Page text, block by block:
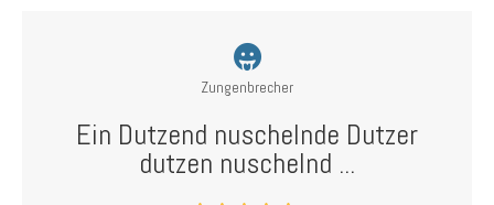
Zungenbrecher
Ein Dutzend nuschelnde Dutzer
dutzen nuschelnd ...